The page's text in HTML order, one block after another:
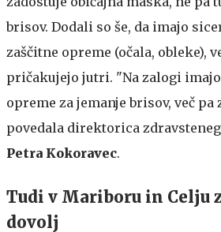
brisov. Dodali so še, da imajo
zaščitne opreme (očala, obleke),
pričakujejo jutri. "Na zalogi
opreme za jemanje brisov, več pa
povedala direktorica
Petra Kokoravec.
Tudi v Mariboru in Celju
dovolj